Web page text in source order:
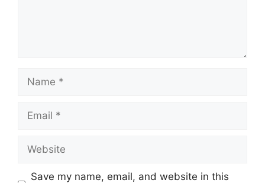
Save my name, email, and website in this